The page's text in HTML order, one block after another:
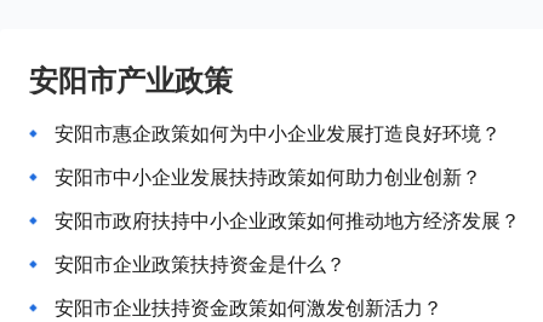
安阳市产业政策
安阳市惠企政策如何为中小企业发展打造良好环境？
安阳市中小企业发展扶持政策如何助力创业创新？
安阳市政府扶持中小企业政策如何推动地方经济发展？
安阳市企业政策扶持资金是什么？
安阳市企业扶持资金政策如何激发创新活力？